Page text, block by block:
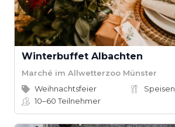
Winterbuffet Albachten
Marché im Allwetterzoo Münster
Weihnachtsfeier
Speisen
10–60Teilnehmer